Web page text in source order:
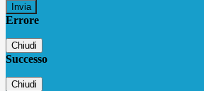
Errore
Chiudi
Successo
Chiudi